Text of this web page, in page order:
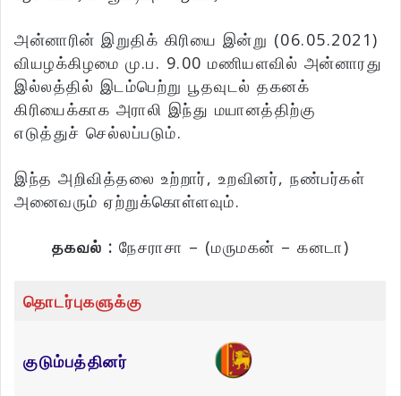
அன்னாரின் இறுதிக் கிரியை இன்று (06.05.2021)
வியழக்கிழமை மு.ப. 9.00 மணியளவில் அன்னாரது
இல்லத்தில் இடம்பெற்று பூதவுடல் தகனக்
கிரியைக்காக அராலி இந்து மயானத்திற்கு
எடுத்துச் செல்லப்படும்.
இந்த அறிவித்தலை உற்றார், உறவினர், நண்பர்கள்
அனைவரும் ஏற்றுக்கொள்ளவும்.
தகவல் :நேசராசா – (மருமகன் – கனடா)
தொடர்புகளுக்கு
குடும்பத்தினர்